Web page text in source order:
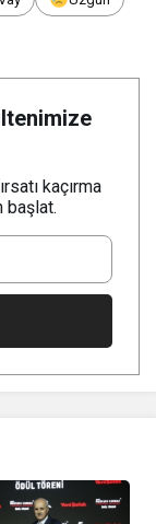
kaçırma
başlat.